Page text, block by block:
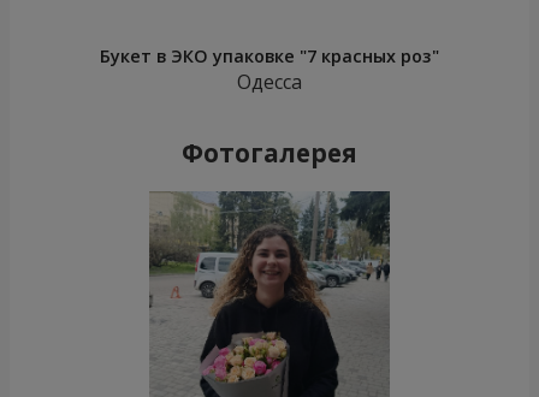
Букет в ЭКО упаковке "7 красных роз"
Одесса
Фотогалерея